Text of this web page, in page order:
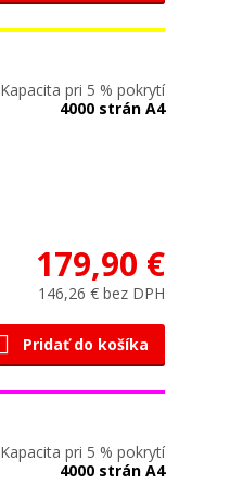
Kapacita pri 5 % pokrytí
4000 strán A4
179,90 €
146,26 € bez DPH
Pridať do košíka
Kapacita pri 5 % pokrytí
4000 strán A4